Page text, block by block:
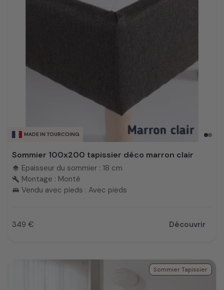
MADE IN TOURCOING
Sommier 100x200 tapissier déco marron clair
layers Epaisseur du sommier : 18 cm
build Montage : Monté
king_bed Vendu avec pieds : Avec pieds
Prix
349 € Découvrir
Sommier Tapissier